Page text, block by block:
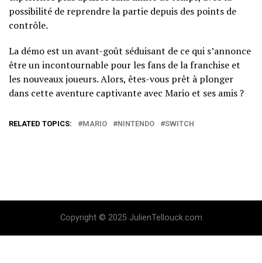
possibilité de reprendre la partie depuis des points de
contrôle.
La démo est un avant-goût séduisant de ce qui s’annonce
être un incontournable pour les fans de la franchise et
les nouveaux joueurs. Alors, êtes-vous prêt à plonger
dans cette aventure captivante avec Mario et ses amis ?
RELATED TOPICS: MARIO NINTENDO SWITCH
Copyright © 2025 JulienTellouck.com